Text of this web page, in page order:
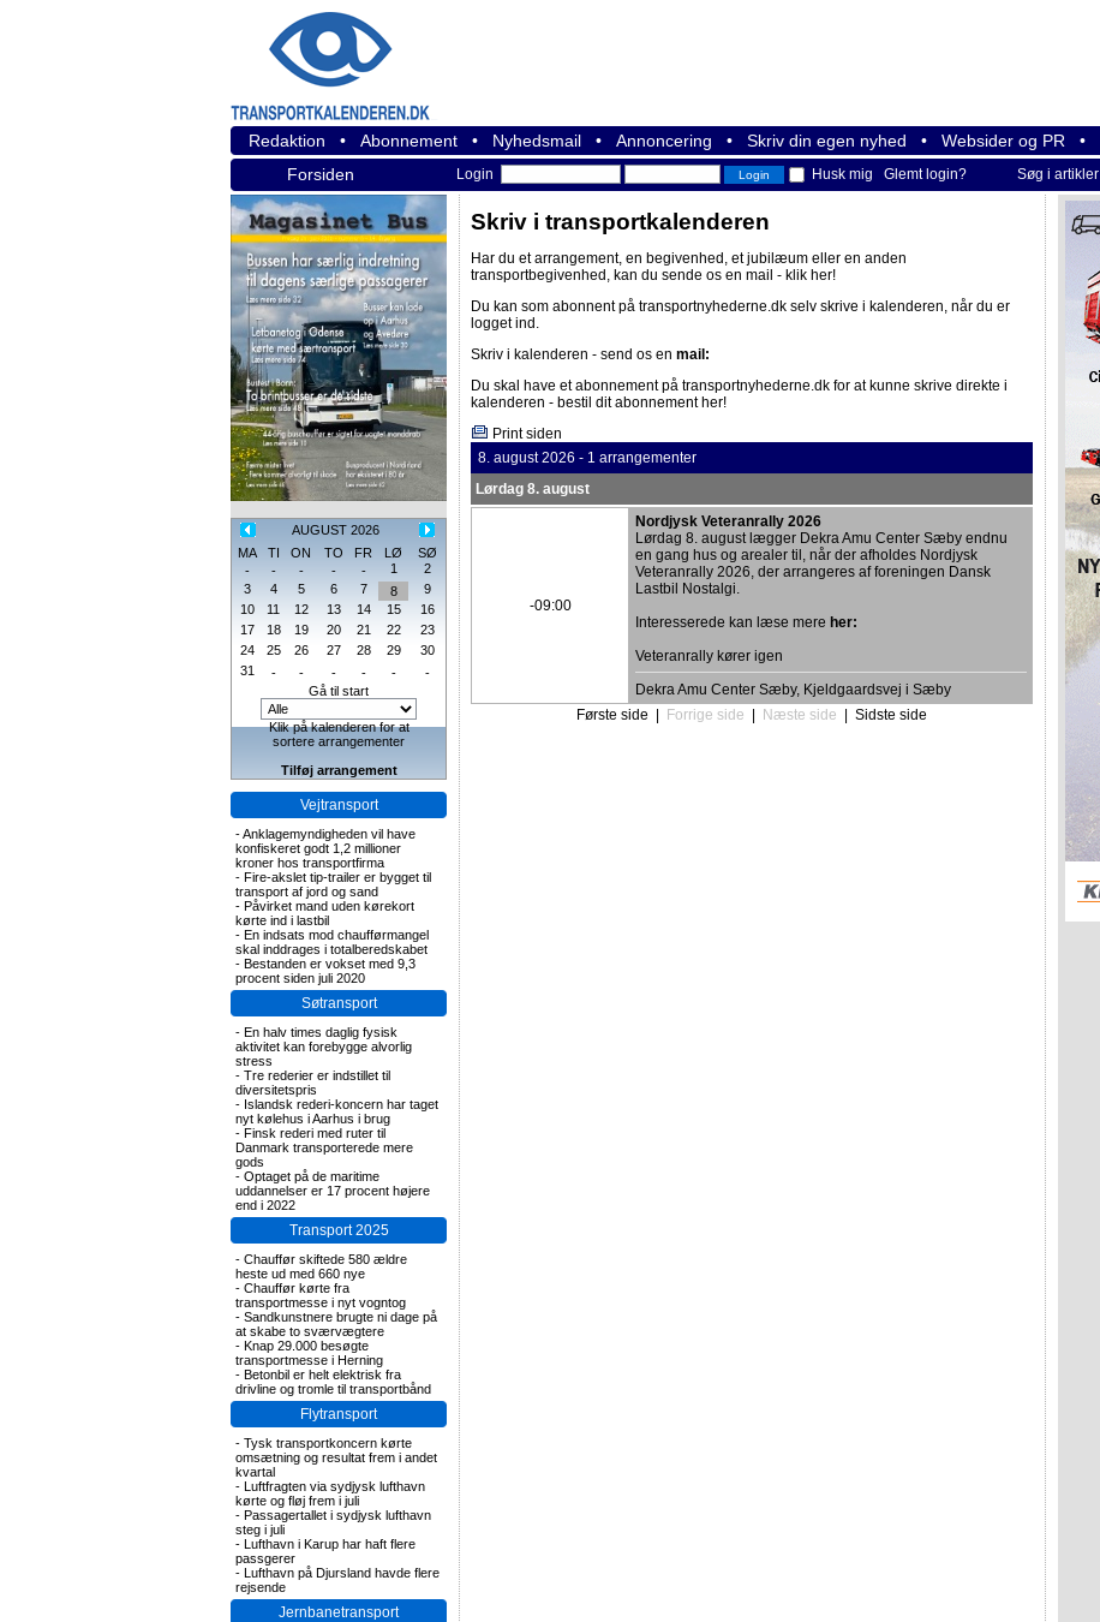
Redaktion • Abonnement • Nyhedsmail • Annoncering • Skriv din egen nyhed • Websider og PR •
Forsiden
Login Husk mig Glemt login? Søg i artikler
AUGUST 2026
MA
TI ON TO FR LØ
SØ
-
- - - - 1
2
3
4 5 6 7 8
9
10
11 12 13 14 15
16
17
18 19 20 21 22
23
24
25 26 27 28 29
30
31
- - - - -
-
Gå til start
Klik på kalenderen for at
sortere arrangementer
Tilføj arrangement
Vejtransport
-Anklagemyndigheden vil have
konfiskeret godt 1,2 millioner
kroner hos transportfirma
- Fire-akslet tip-trailer er bygget til
transport af jord og sand
- Påvirket mand uden kørekort
kørte ind i lastbil
- En indsats mod chaufførmangel
skal inddrages i totalberedskabet
- Bestanden er vokset med 9,3
procent siden juli 2020
Søtransport
- En halv times daglig fysisk
aktivitet kan forebygge alvorlig
stress
- Tre rederier er indstillet til
diversitetspris
- Islandsk rederi-koncern har taget
nyt kølehus i Aarhus i brug
- Finsk rederi med ruter til
Danmark transporterede mere
gods
- Optaget på de maritime
uddannelser er 17 procent højere
end i 2022
Transport 2025
- Chauffør skiftede 580 ældre
heste ud med 660 nye
- Chauffør kørte fra
transportmesse i nyt vogntog
- Sandkunstnere brugte ni dage på
at skabe to sværvægtere
- Knap 29.000 besøgte
transportmesse i Herning
- Betonbil er helt elektrisk fra
drivline og tromle til transportbånd
Flytransport
- Tysk transportkoncern kørte
omsætning og resultat frem i andet
kvartal
- Luftfragten via sydjysk lufthavn
kørte og fløj frem i juli
- Passagertallet i sydjysk lufthavn
steg i juli
- Lufthavn i Karup har haft flere
passgerer
- Lufthavn på Djursland havde flere
rejsende
Jernbanetransport
Skriv i transportkalenderen
Har du et arrangement, en begivenhed, et jubilæum eller en anden
transportbegivenhed, kan du sende os en mail - klik her!
Du kan som abonnent på transportnyhederne.dk selv skrive i kalenderen, når du er
logget ind.
Skriv i kalenderen - send os en mail:
Du skal have et abonnement på transportnyhederne.dk for at kunne skrive direkte i
kalenderen - bestil dit abonnement her!
Print siden
8. august 2026 - 1 arrangementer
Lørdag 8. august
-09:00
Nordjysk Veteranrally 2026
Lørdag 8. august lægger Dekra Amu Center Sæby endnu
en gang hus og arealer til, når der afholdes Nordjysk
Veteranrally 2026, der arrangeres af foreningen Dansk
Lastbil Nostalgi.
Interesserede kan læse mere her:
Veteranrally kører igen
Dekra Amu Center Sæby, Kjeldgaardsvej i Sæby
Første side
Forrige side Næste side Sidste side